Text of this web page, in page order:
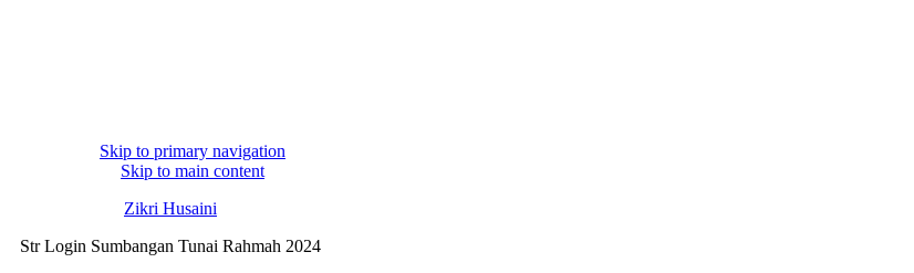
Skip to primary navigation
Skip to main content
Zikri Husaini
Str Login Sumbangan Tunai Rahmah 2024